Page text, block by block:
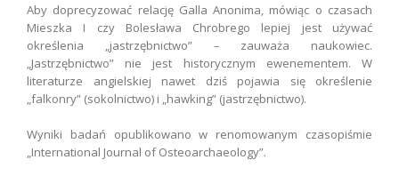
Aby doprecyzować relację Galla Anonima, mówiąc o czasach
Mieszka I czy Bolesława Chrobrego lepiej jest używać
określenia „jastrzębnictwo” – zauważa naukowiec.
„Jastrzębnictwo” nie jest historycznym ewenementem. W
literaturze angielskiej nawet dziś pojawia się określenie
„falkonry” (sokolnictwo) i „hawking” (jastrzębnictwo).
Wyniki badań opublikowano w renomowanym czasopiśmie
„International Journal of Osteoarchaeology”.